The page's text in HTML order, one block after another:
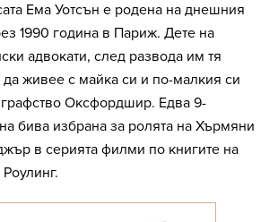
Ема Уотсън е родена на днешния
1990 година в Париж. Дете на
адвокати, след развода им тя
да живее с майка си и по-малкия си
графство Оксфордшир. Едва 9-
бива избрана за ролята на Хърмяни
в серията филми по книгите на